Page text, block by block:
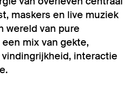
maskers en live muziek
wereld van pure
mix van gekte,
interactie